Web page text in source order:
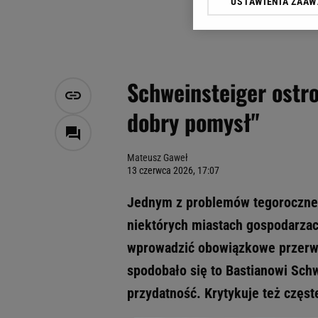
Schweinsteiger
dobry pomysł"
Mateusz Gaweł
13 czerwca 2026, 17:07
Jednym z problemów
niektórych miastach
wprowadzić obowiązkowe
spodobało się to Bastianowi
przydatność. Krytykuje też
Klikając „Akceptuję”
Zaufanych Partnerów i
My, nasi Zaufani
Użycie dokładnych
Przechowywanie